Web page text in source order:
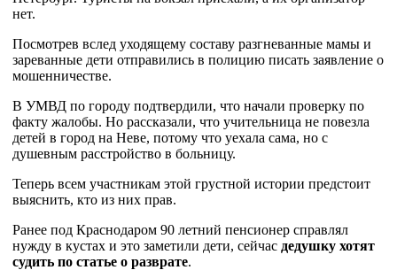
нет.
Посмотрев вслед уходящему составу разгневанные мамы и
зареванные дети отправились в полицию писать заявление о
мошенничестве.
В УМВД по городу подтвердили, что начали проверку по
факту жалобы. Но рассказали, что учительница не повезла
детей в город на Неве, потому что уехала сама, но с
душевным расстройство в больницу.
Теперь всем участникам этой грустной истории предстоит
выяснить, кто из них прав.
Ранее под Краснодаром 90 летний пенсионер справлял
нужду в кустах и это заметили дети, сейчас дедушку хотят
судить по статье о разврате.